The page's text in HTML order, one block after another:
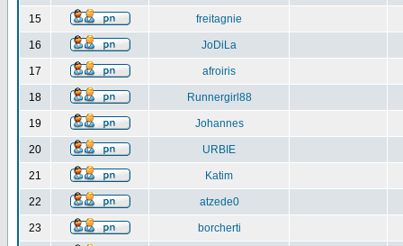
15 freitagnie
16 JoDiLa
17 afroiris
18 Runnergirl88
19 Johannes
20 URBIE
21 Katim
22 atzede0
23 borcherti